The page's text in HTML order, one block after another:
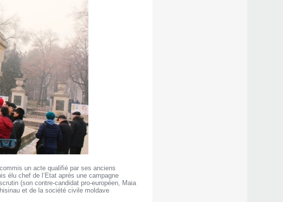
un acte qualifié par ses anciens
élu chef de l’Etat après une campagne
(son contre-candidat pro-européen, Maia
et de la société civile moldave